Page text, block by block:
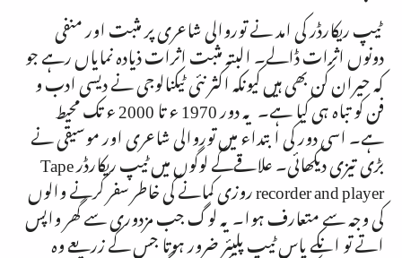
ٹیپ ریکارڈر کی امد نے توروالی شاعری پر مثبت اور منفی
دونوں اثرات ڈالے۔ البتہ مثبت اثرات ذیادہ نمایاں رہے جو
کہ حیران کُن بھی ہیں کیونکہ اکثر نئی ٹیکنالوجی نے دیسی ادب و
فن کو تباہ ہی کیا ہے۔ یہ دور1970ء تا2000ء تک محیط
ہے۔ اسی دور کی ابتداء میں توروالی شاعری اور موسیقی نے
بڑی تیزی دیکھائی۔ علاقےکے لوگوں میں ٹیپ ریکارڈرTape
recorder and playerروزی کمانے کی خاطر سفر کرنے والوں
کی وجہ سے متعارف ہوا۔ یہ لوگ جب مزدوری سے گھر واپس
اتے تو انکے پاس ٹیپ پلیئر ضرور ہوتا جس کے زریعے وہ